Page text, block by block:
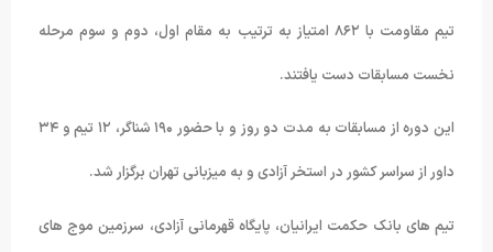
تیم مقاومت با ۸۶۲ امتیاز به ترتیب به مقام اول، دوم و سوم مرحله
نخست مسابقات دست یافتند.
این دوره از مسابقات به مدت دو روز و با حضور ۱۹۰ شناگر، ۱۲ تیم و ۳۴
داور از سراسر کشور در استخر آزادی و به میزبانی تهران برگزار شد.
تیم های بانک حکمت ایرانیان، پایگاه قهرمانی آزادی، سرزمین موج های